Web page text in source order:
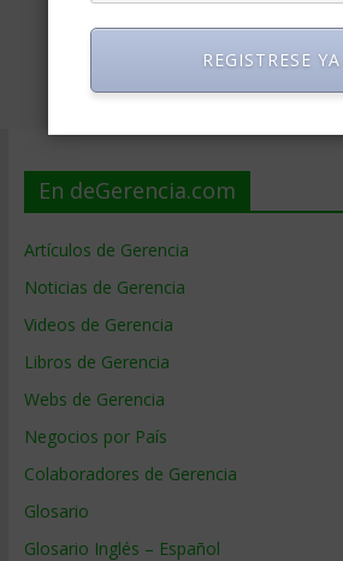
En deGerencia.com
Artículos de Gerencia
Noticias de Gerencia
Videos de Gerencia
Libros de Gerencia
Webs de Gerencia
Negocios por País
Colaboradores de Gerencia
Glosario
Glosario Inglés – Español
REGISTRESE YA